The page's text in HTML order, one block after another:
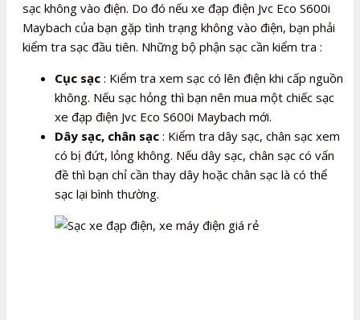
sạc không vào điện. Do đó nếu xe đạp điện Jvc Eco S600i
Maybach của bạn gặp tình trạng không vào điện, bạn phải
kiểm tra sạc đầu tiên. Những bộ phận sạc cần kiểm tra :
Cục sạc : Kiểm tra xem sạc có lên điện khi cấp nguồn
không. Nếu sạc hỏng thì bạn nên mua một chiếc sạc
xe đạp điện Jvc Eco S600i Maybach mới.
Dây sạc, chân sạc : Kiểm tra dây sạc, chân sạc xem
có bị đứt, lỏng không. Nếu dây sạc, chân sạc có vấn
đề thì bạn chỉ cần thay dây hoặc chân sạc là có thể
sạc lại bình thường.